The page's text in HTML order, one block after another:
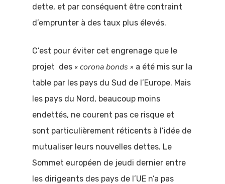
dette, et par conséquent être contraint
d’emprunter à des taux plus élevés.
C’est pour éviter cet engrenage que le
projet des «corona bonds » a été mis sur la
table par les pays du Sud de l’Europe. Mais
les pays du Nord, beaucoup moins
endettés, ne courent pas ce risque et
sont particulièrement réticents à l’idée de
mutualiser leurs nouvelles dettes. Le
Sommet européen de jeudi dernier entre
les dirigeants des pays de l’UE n’a pas